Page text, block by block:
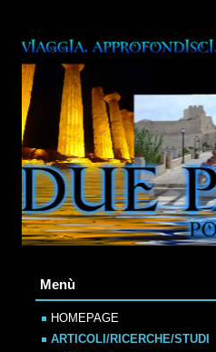
Menù
HOMEPAGE
ARTICOLI/RICERCHE/STUDI